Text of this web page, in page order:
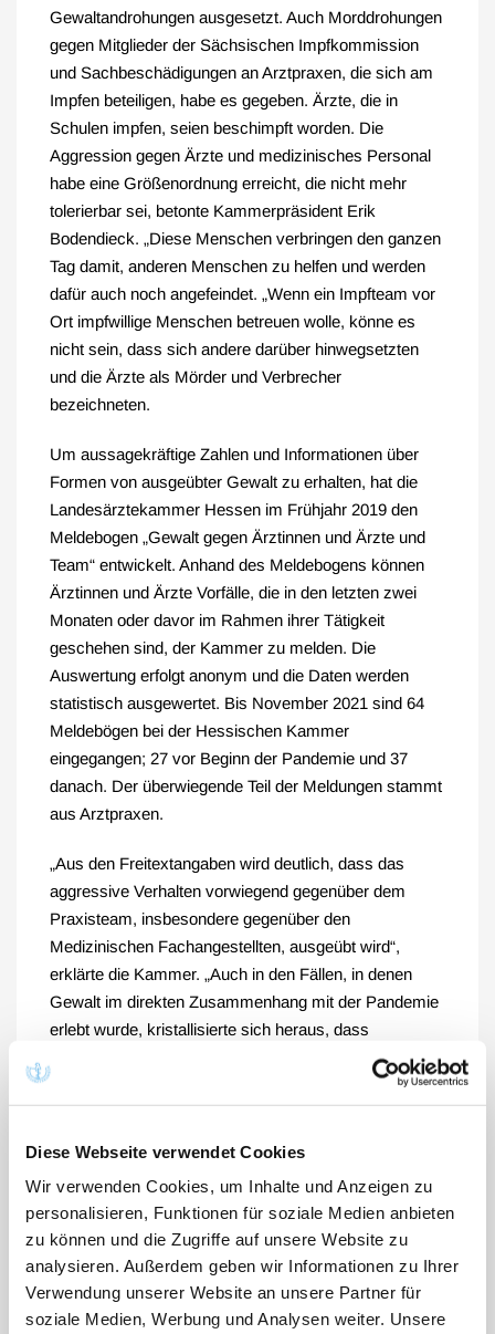
Diese Webseite verwendet Cookies
Wir verwenden Cookies, um Inhalte und Anzeigen zu
personalisieren, Funktionen für soziale Medien anbieten
zu können und die Zugriffe auf unsere Website zu
analysieren. Außerdem geben wir Informationen zu Ihrer
Verwendung unserer Website an unsere Partner für
soziale Medien, Werbung und Analysen weiter. Unsere
Gewaltandrohungen ausgesetzt. Auch Morddrohungen
gegen Mitglieder der Sächsischen Impfkommission
und Sachbeschädigungen an Arztpraxen, die sich am
Impfen beteiligen, habe es gegeben. Ärzte, die in
Schulen impfen, seien beschimpft worden. Die
Aggression gegen Ärzte und medizinisches Personal
habe eine Größenordnung erreicht, die nicht mehr
tolerierbar sei, betonte Kammerpräsident Erik
Bodendieck. „Diese Menschen verbringen den ganzen
Tag damit, anderen Menschen zu helfen und werden
dafür auch noch angefeindet. „Wenn ein Impfteam vor
Ort impfwillige Menschen betreuen wolle, könne es
nicht sein, dass sich andere darüber hinwegsetzten
und die Ärzte als Mörder und Verbrecher
bezeichneten.
Um aussagekräftige Zahlen und Informationen über
Formen von ausgeübter Gewalt zu erhalten, hat die
Landesärztekammer Hessen im Frühjahr 2019 den
Meldebogen „Gewalt gegen Ärztinnen und Ärzte und
Team“ entwickelt. Anhand des Meldebogens können
Ärztinnen und Ärzte Vorfälle, die in den letzten zwei
Monaten oder davor im Rahmen ihrer Tätigkeit
geschehen sind, der Kammer zu melden. Die
Auswertung erfolgt anonym und die Daten werden
statistisch ausgewertet. Bis November 2021 sind 64
Meldebögen bei der Hessischen Kammer
eingegangen; 27 vor Beginn der Pandemie und 37
danach. Der überwiegende Teil der Meldungen stammt
aus Arztpraxen.
„Aus den Freitextangaben wird deutlich, dass das
aggressive Verhalten vorwiegend gegenüber dem
Praxisteam, insbesondere gegenüber den
Medizinischen Fachangestellten, ausgeübt wird“,
erklärte die Kammer. „Auch in den Fällen, in denen
Gewalt im direkten Zusammenhang mit der Pandemie
erlebt wurde, kristallisierte sich heraus, dass
insbesondere Medizinische Fachangestellte beleidigt,
beschimpft und bedroht wurden, da die Patientinnen
und Patienten aufgrund der überfüllten
erschienen sind und auf eine Behandlung drängten.
Teilweise drohten diese Patienten aufgrund von
längerer Wartezeit mit der Polizei. In einem Fall wurde
eine Medizinische Fachangestellte während der
Pandemiesprechstunde gegen die Wand geschubst,